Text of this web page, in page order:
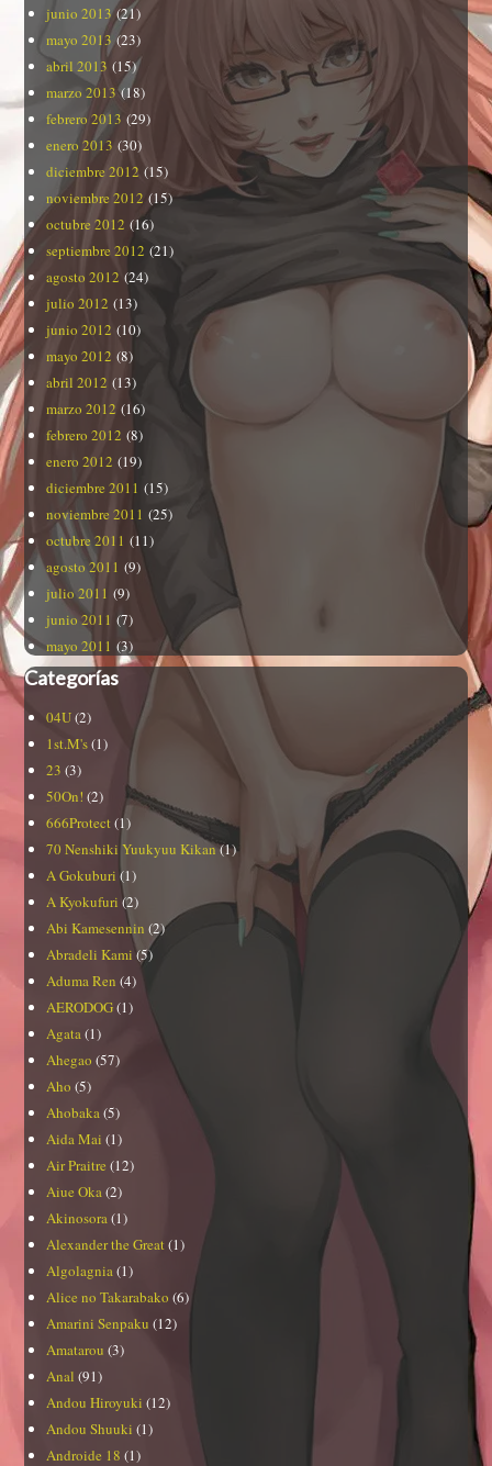
junio 2013(21)
mayo 2013 (23)
abril 2013 (15)
marzo 2013(18)
febrero 2013 (29)
enero 2013 (30)
diciembre 2012 (15)
noviembre 2012 (15)
octubre 2012 (16)
septiembre 2012 (21)
agosto 2012 (24)
julio 2012 (13)
junio 2012 (10)
mayo 2012 (8)
abril 2012 (13)
marzo 2012 (16)
febrero 2012 (8)
enero 2012 (19)
diciembre 2011 (15)
noviembre 2011 (25)
octubre 2011 (11)
agosto 2011 (9)
julio 2011 (9)
junio 2011 (7)
mayo 2011 (3)
Categorías
04U(2)
1st.M's(1)
23 (3)
50On! (2)
666Protect (1)
70 Nenshiki Yuukyuu Kikan(1)
A Gokuburi (1)
A Kyokufuri (2)
Abi Kamesennin (2)
Abradeli Kami (5)
Aduma Ren (4)
AERODOG(1)
Agata (1)
Ahegao (57)
Aho (5)
Ahobaka (5)
Aida Mai (1)
Air Praitre (12)
Aiue Oka (2)
Akinosora (1)
Alexander the Great (1)
Algolagnia (1)
Alice no Takarabako (6)
Amarini Senpaku (12)
Amatarou (3)
Anal (91)
Andou Hiroyuki (12)
Andou Shuuki (1)
Androide 18 (1)